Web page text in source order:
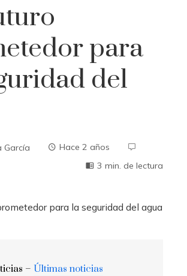
para
del
García
Hace 2 años
3 min. de lectura
– Últimas noticias